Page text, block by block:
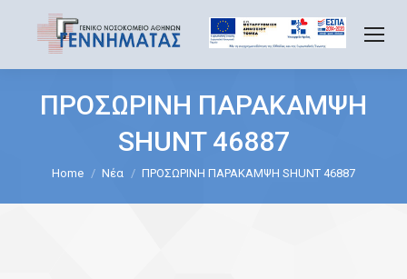
ΠΡΟΣΩΡΙΝΗ ΠΑΡΑΚΑΜΨΗ
SHUNT 46887
You are here:
Home Νέα ΠΡΟΣΩΡΙΝΗ ΠΑΡΑΚΑΜΨΗ SHUNT 46887